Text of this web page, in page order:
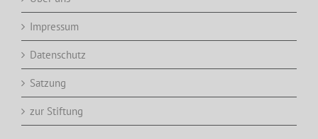
Impressum
Datenschutz
Satzung
zur Stiftung